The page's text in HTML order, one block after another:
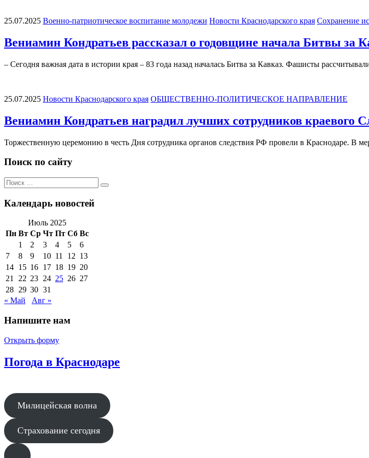
25.07.2025 Военно-патриотическое воспитание молодежи Новости Краснодарского края Сохранение
Вениамин Кондратьев рассказал о годовщине начала Битвы за
– Сегодня важная дата в истории края – 83 года назад началась Битва за Кавказ. Фашисты
25.07.2025 Новости Краснодарского края ОБЩЕСТВЕННО-ПОЛИТИЧЕСКОЕ НАПРАВЛЕНИЕ
Вениамин Кондратьев наградил лучших сотрудников краевого
Торжественную церемонию в честь Дня сотрудника органов следствия РФ провели в Краснодаре. В
Поиск по сайту
Поиск
по:
Поиск
Календарь новостей
Июль 2025
Пн Вт Ср Чт Пт Сб Вс
1
2 3 4 5
6
7
8 9 10 11 12 13
14 15 16 17 18 19 20
21
22 23 24 25 26 27
28 29 30 31
« Май
Авг »
Напишите нам
Открыть форму
Погода в Краснодаре
Милицейская волна
Страхование сегодня